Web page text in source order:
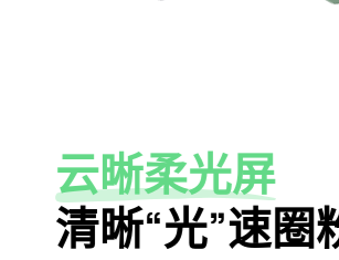
云晰柔光屏
清晰“光”速圈